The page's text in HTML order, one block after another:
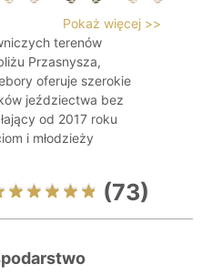
Pokaż więcej >>
terenów
Przasnysza,
oferuje szerokie
jeździectwa bez
od 2017 roku
i młodzieży
(73)